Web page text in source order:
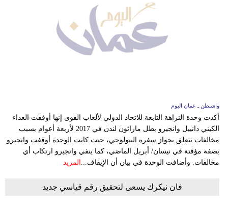
واشنطن ـ عمان اليوم
أكدت وحدة النزاهة التابعة للاتحاد الدولي لألعاب القوى إنها أوقفت العداء
الكيني دانييل وانجيرو بطل ماراثون لندن في 2017 لأربعة أعوام بسبب
مخالفات تتعلق بجواز سفره البيولوجي، حيث كانت الوحدة أوقفت وانجيرو
بصفة مؤقتة في نيسان/ أبريل الماضي، كما ينفي وانجيرو ارتكاب أي
مخالفات. وأضافت الوحدة في بيان أن الإيقاف... المزيد
فان نيكرك يسعى لتحقيق رقم قياسي جديد